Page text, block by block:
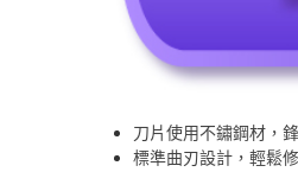
刀片使用不鏽鋼材，
標準曲刃設計，輕鬆